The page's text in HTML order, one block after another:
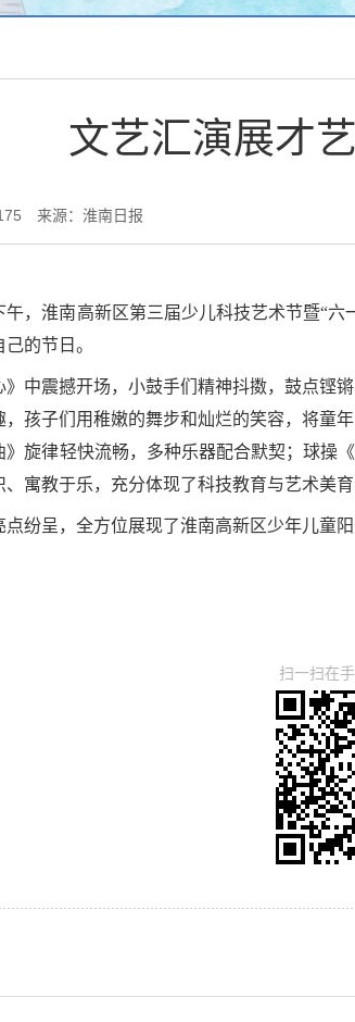
文艺汇演展才
来源：淮南日报
，淮南高新区第三届少儿科技艺术节暨“
的节日。
中震撼开场，小鼓手们精神抖擞，鼓点铿
，孩子们用稚嫩的舞步和灿烂的笑容，将
旋律轻快流畅，多种乐器配合默契；球操
寓教于乐，充分体现了科技教育与艺术美育
纷呈，全方位展现了淮南高新区少年儿童
扫一扫在